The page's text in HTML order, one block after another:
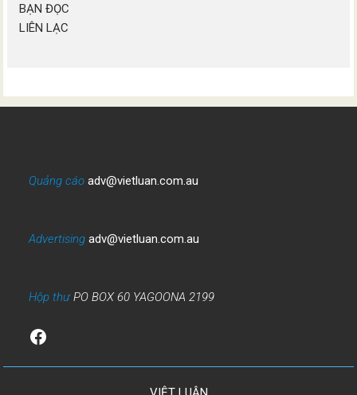
BẠN ĐỌC
LIÊN LẠC
Quảng cáo adv@vietluan.com.au
Advertising adv@vietluan.com.au
Hộp thưPO BOX 60 YAGOONA 2199
Facebook